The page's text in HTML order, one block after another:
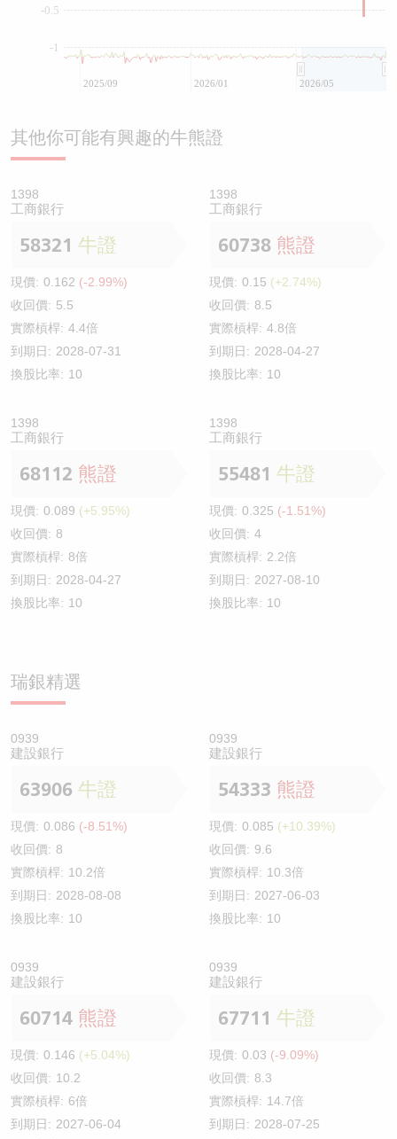
-1
-0.5
2025/09 2026/01 2026/05
其他你可能有興趣的牛熊證
1398
工商銀行
58321 牛證
現價: 0.162 (-2.99%)
收回價: 5.5
實際槓桿: 4.4倍
到期日: 2028-07-31
換股比率: 10
1398
工商銀行
60738 熊證
現價: 0.15 (+2.74%)
收回價: 8.5
實際槓桿: 4.8倍
到期日: 2028-04-27
換股比率: 10
1398
工商銀行
68112 熊證
現價: 0.089 (+5.95%)
收回價: 8
實際槓桿: 8倍
到期日: 2028-04-27
換股比率: 10
1398
工商銀行
55481 牛證
現價: 0.325 (-1.51%)
收回價: 4
實際槓桿: 2.2倍
到期日: 2027-08-10
換股比率: 10
瑞銀精選
0939
建設銀行
63906 牛證
現價: 0.086 (-8.51%)
收回價: 8
實際槓桿: 10.2倍
到期日: 2028-08-08
換股比率: 10
0939
建設銀行
54333 熊證
現價: 0.085 (+10.39%)
收回價: 9.6
實際槓桿: 10.3倍
到期日: 2027-06-03
換股比率: 10
0939
建設銀行
60714 熊證
現價: 0.146 (+5.04%)
收回價: 10.2
實際槓桿: 6倍
到期日: 2027-06-04
0939
建設銀行
67711 牛證
現價: 0.03 (-9.09%)
收回價: 8.3
實際槓桿: 14.7倍
到期日: 2028-07-25